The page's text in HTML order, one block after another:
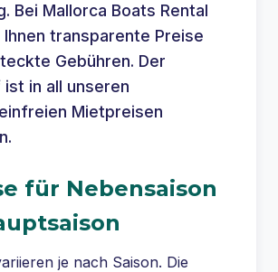
Bei Mallorca Boats Rental
transparente Preise
Gebühren. Der
in all unseren
Mietpreisen
für Nebensaison
je nach Saison. Die